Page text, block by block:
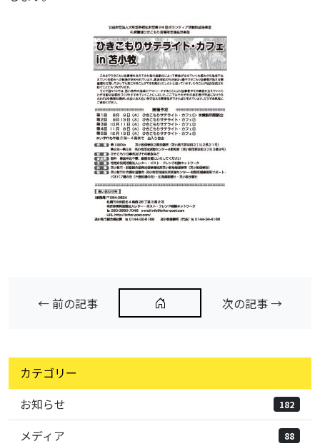
← 前の記事 次の記事 →
カテゴリー
お知らせ
182
メディア 88